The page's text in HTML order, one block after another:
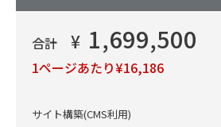
合計 ¥ 1,699,500
1ページあたり¥16,186
サイト構築(CMS利用)